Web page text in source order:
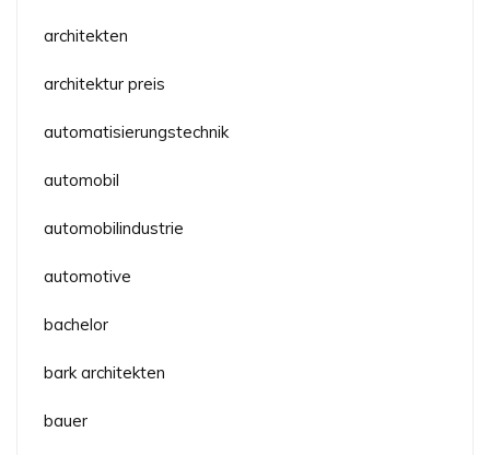
architekten
architektur preis
automatisierungstechnik
automobil
automobilindustrie
automotive
bachelor
bark architekten
bauer